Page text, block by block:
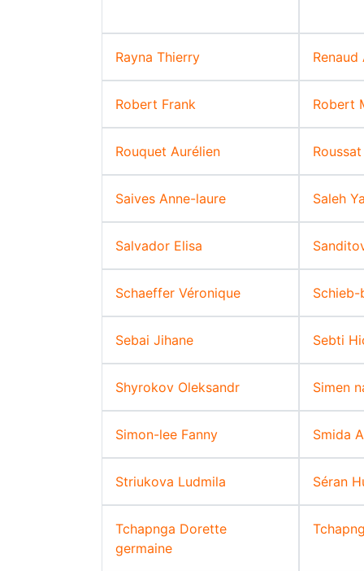
Rayna Thierry
Robert Frank Robert
Rouquet Aurélien
Saives Anne-laure Saleh
Salvador Elisa
Schaeffer Véronique
Sebai Jihane Sebti
Shyrokov Oleksandr Simen
Simon-lee Fanny Smida
Striukova Ludmila Séran
Tchapnga Dorette
germaine